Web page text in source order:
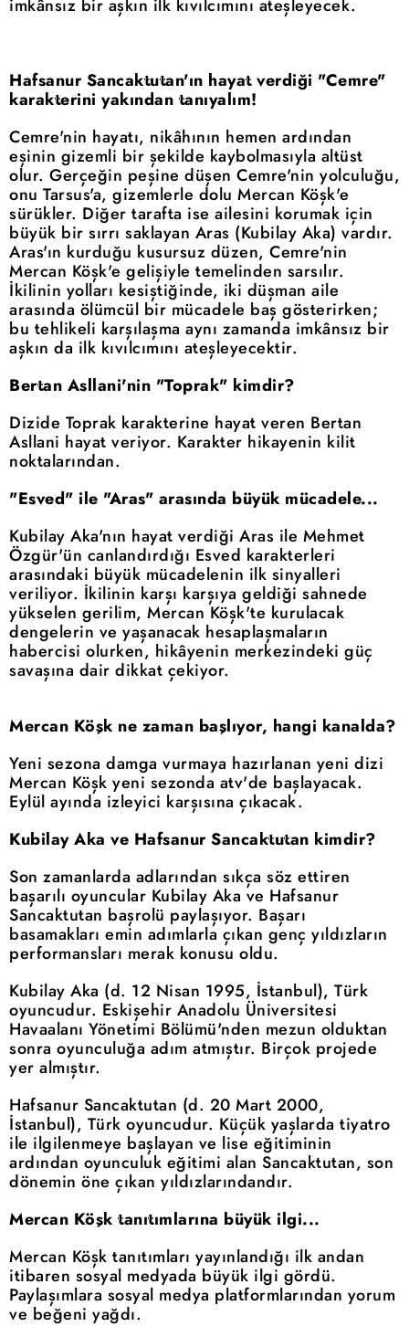
imkânsız bir aşkın ilk kıvılcımını ateşleyecek.
Hafsanur Sancaktutan'ın hayat verdiği "Cemre"
karakterini yakından tanıyalım!
Cemre'nin hayatı, nikâhının hemen ardından
eşinin gizemli bir şekilde kaybolmasıyla altüst
olur. Gerçeğin peşine düşen Cemre'nin yolculuğu,
onu Tarsus'a, gizemlerle dolu Mercan Köşk'e
sürükler. Diğer tarafta ise ailesini korumak için
büyük bir sırrı saklayan Aras (Kubilay Aka) vardır.
Aras'ın kurduğu kusursuz düzen, Cemre'nin
Mercan Köşk'e gelişiyle temelinden sarsılır.
İkilinin yolları kesiştiğinde, iki düşman aile
arasında ölümcül bir mücadele baş gösterirken;
bu tehlikeli karşılaşma aynı zamanda imkânsız bir
aşkın da ilk kıvılcımını ateşleyecektir.
Bertan Asllani'nin "Toprak" kimdir?
Dizide Toprak karakterine hayat veren Bertan
Asllani hayat veriyor. Karakter hikayenin kilit
noktalarından.
"Esved" ile "Aras" arasında büyük mücadele...
Kubilay Aka'nın hayat verdiği Aras ile Mehmet
Özgür'ün canlandırdığı Esved karakterleri
arasındaki büyük mücadelenin ilk sinyalleri
veriliyor. İkilinin karşı karşıya geldiği sahnede
yükselen gerilim, Mercan Köşk'te kurulacak
dengelerin ve yaşanacak hesaplaşmaların
habercisi olurken, hikâyenin merkezindeki güç
savaşına dair dikkat çekiyor.
Mercan Köşk ne zaman başlıyor, hangi kanalda?
Yeni sezona damga vurmaya hazırlanan yeni dizi
Mercan Köşk yeni sezonda atv'de başlayacak.
Eylül ayında izleyici karşısına çıkacak.
Kubilay Aka ve Hafsanur Sancaktutan kimdir?
Son zamanlarda adlarından sıkça söz ettiren
başarılı oyuncular Kubilay Aka ve Hafsanur
Sancaktutan başrolü paylaşıyor. Başarı
basamakları emin adımlarla çıkan genç yıldızların
performansları merak konusu oldu.
Kubilay Aka (d. 12 Nisan 1995, İstanbul), Türk
oyuncudur. Eskişehir Anadolu Üniversitesi
Havaalanı Yönetimi Bölümü'nden mezun olduktan
sonra oyunculuğa adım atmıştır. Birçok projede
yer almıştır.
Hafsanur Sancaktutan (d. 20 Mart 2000,
İstanbul), Türk oyuncudur. Küçük yaşlarda tiyatro
ile ilgilenmeye başlayan ve lise eğitiminin
ardından oyunculuk eğitimi alan Sancaktutan, son
dönemin öne çıkan yıldızlarındandır.
Mercan Köşk tanıtımlarına büyük ilgi...
Mercan Köşk tanıtımları yayınlandığı ilk andan
itibaren sosyal medyada büyük ilgi gördü.
Paylaşımlara sosyal medya platformlarından yorum
ve beğeni yağdı.